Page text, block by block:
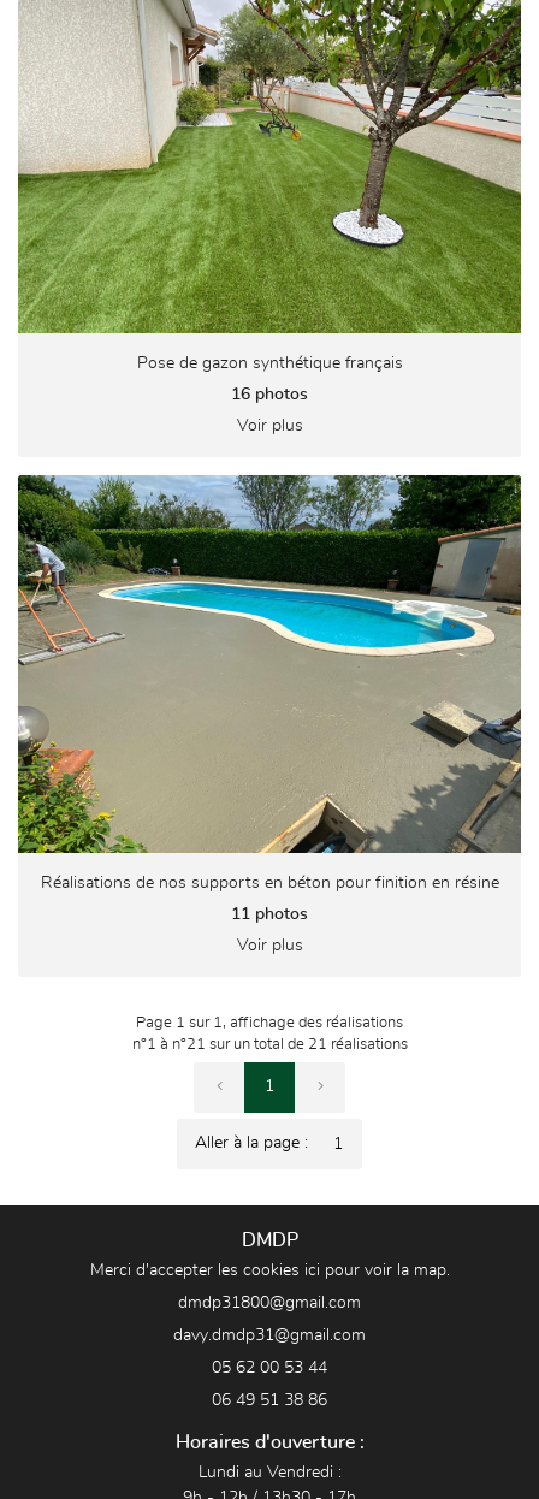
Pose de gazon synthétique français
16 photos
Voir plus
Réalisations de nos supports en béton pour finition en résine
11 photos
Voir plus
Page 1 sur 1, affichage des réalisations
n°1 à n°21 sur un total de 21
réalisations
1
Aller à la page :
DMDP
Merci d'accepter les cookies ici pour voir la map.
05 62 00 53 44
06 49 51 38 86
Horaires d'ouverture :
Lundi au Vendredi :